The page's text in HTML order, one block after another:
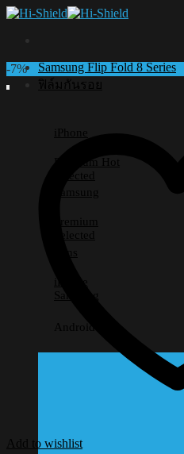
Skip
Samsung Flip Fold 8 Series
ฟิล์มกันรอย
iPhone
Premium
Selected
Samsung
Premium
Selected
Lens
iPhone
Samsung
Android อื่นๆ
-7%
Add to wishlist